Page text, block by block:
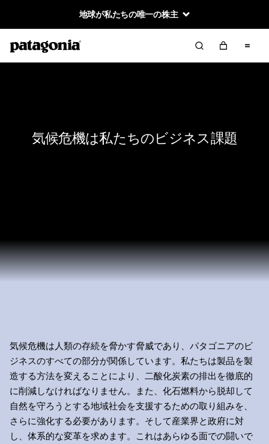
地球が私たちの唯一の株主
気候危機は私たちのビジネス課題
気候危機は人類の存続を脅かす脅威であり、パタゴニアのビ
ジネスのすべての部分が関係しています。私たちは製品を製
造する方法を変えることにより、二酸化炭素の排出を徹底的
に削減しなければなりません。また、化石燃料から脱却して
自然を守ろうとする地域社会を支援するための取り組みを、
さらに強化する必要があります。そして産業界と政府に対
し、体系的な変革を求めます。これはあらゆる面での闘いで